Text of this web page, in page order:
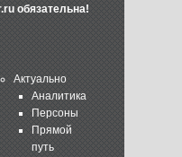
обязательна!
Актуально
Аналитика
Персоны
Прямой
путь